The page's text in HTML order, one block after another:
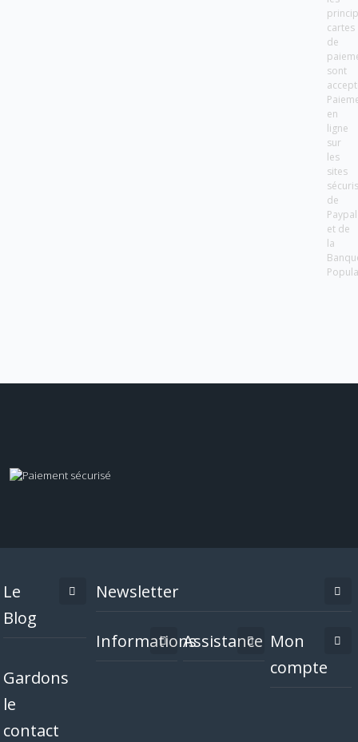
cartes
de
sont
en
ligne
sur
les
sites
de
Paypal
et de
la
Le
Blog
Gardons
le
contact
Newsletter
InformationsAssistance Mon
compte